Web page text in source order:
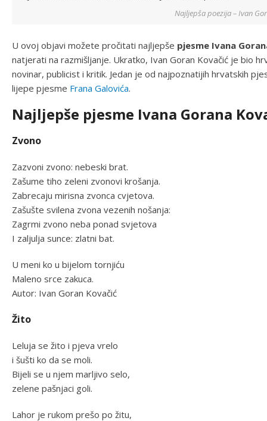
Najljepša poezija – Ivan
U ovoj objavi možete pročitati najljepše pjesme Ivana
natjerati na razmišljanje. Ukratko, Ivan Goran Kovačić je bio
novinar, publicist i kritik. Jedan je od najpoznatijih hrvatskih
lijepe pjesme Frana Galovića.
Najljepše pjesme Ivana Gorana
Zvono
Zazvoni zvono: nebeski brat.
Zašume tiho zeleni zvonovi krošanja.
Zabrecaju mirisna zvonca cvjetova.
Zašušte svilena zvona vezenih nošanja:
Zagrmi zvono neba ponad svjetova
I zaljulja sunce: zlatni bat.
U meni ko u bijelom tornjiću
Maleno srce zakuca.
Autor: Ivan Goran Kovačić
Žito
Leluja se žito i pjeva vrelo
i šušti ko da se moli.
Bijeli se u njem marljivo selo,
zelene pašnjaci goli.
Lahor je rukom prešo po žitu,